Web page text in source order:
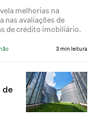
melhorias na
nas avaliações de
de crédito imobiliário.
3 min leitura
de